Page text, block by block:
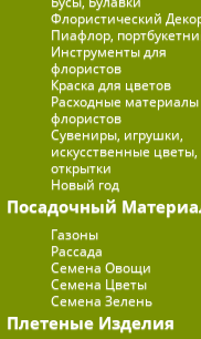
Флористический
Пиафлор,
Инструменты для
флористов
Краска для цветов
Расходные
флористов
Сувениры, игрушки,
искусственные цветы,
открытки
Новый год
Посадочный
Газоны
Рассада
Семена Овощи
Семена Цветы
Семена Зелень
Плетеные Изделия